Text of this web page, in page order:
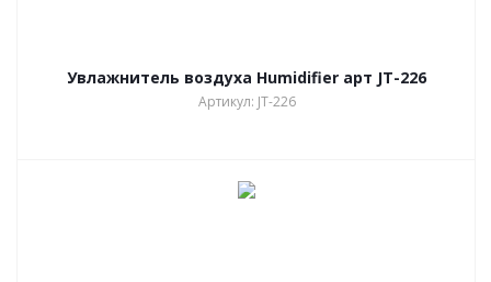
Увлажнитель воздуха Humidifier арт JT-226
Артикул: JT-226